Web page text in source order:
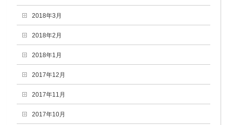
2018年3月
2018年2月
2018年1月
2017年12月
2017年11月
2017年10月